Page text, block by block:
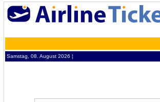
Samstag, 08. August 2026 ¦